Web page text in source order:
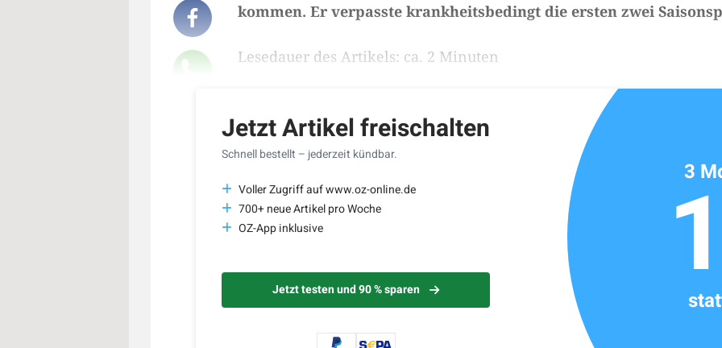
kommen. Er verpasste krankheitsbedingt die ersten zwei
Lesedauer des Artikels: ca. 2 Minuten
Jetzt Artikel freischalten
Schnell bestellt – jederzeit kündbar.
Voller Zugriff auf www.oz-online.de
700+ neue Artikel pro Woche
OZ-App inklusive
Jetzt testen und 90 % sparen
3